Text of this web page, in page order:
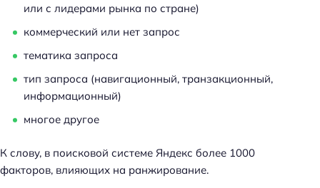
или с лидерами рынка по стране)
коммерческий или нет запрос
тематика запроса
тип запроса (навигационный, транзакционный,
информационный)
многое другое
К слову, в поисковой системе Яндекс более 1000
факторов, влияющих на ранжирование.